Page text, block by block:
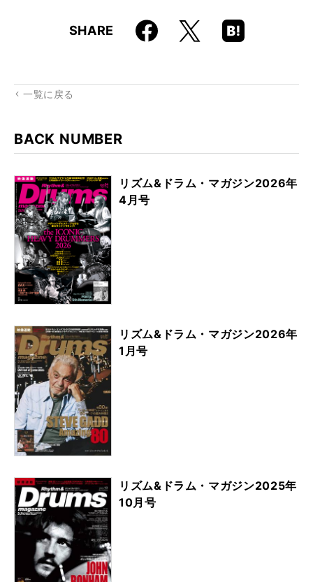
SHARE Faceboo
k
X
Hatena
Boo
一覧に戻る
BACK NUMBER
リズム&ドラム・マガジン2026年
4月号
リズム&ドラム・マガジン2026年
1月号
リズム&ドラム・マガジン2025年
10月号